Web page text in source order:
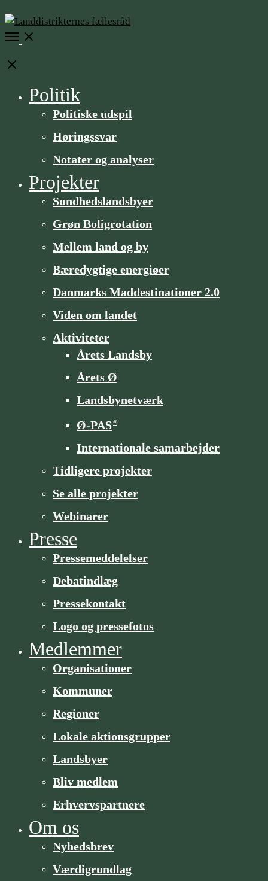
Open
Close
Politik
Politiske udspil
Høringssvar
Notater og analyser
Projekter
Sundheds­­landsbyer
Grøn Boligrotation
Mellem land og by
Bæredygtige energiøer
Danmarks Maddestinationer 2.0
Viden om landet
Aktiviteter
Årets Landsby
Årets Ø
Landsbynetværk
Ø-PAS®
Internationale samarbejder
Tidligere projekter
Se alle projekter
Webinarer
Presse
Pressemeddelelser
Debatindlæg
Pressekontakt
Logo og pressefotos
Medlemmer
Organisa­­tioner
Kommuner
Regioner
Lokale aktionsgrupper
Landsbyer
Bliv medlem
Erhvervspartnere
Om os
Nyhedsbrev
Værdigrundlag